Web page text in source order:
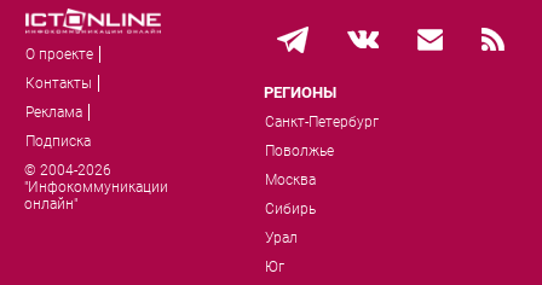
О проекте
Контакты
Реклама
Подписка
© 2004-2026
"Инфокоммуникации
онлайн"
РЕГИОНЫ
Санкт-Петербург
Поволжье
Москва
Сибирь
Урал
Юг